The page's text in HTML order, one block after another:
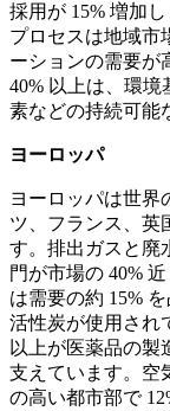
採用が 15% 増加
プロセスは地域市
ーションの需要が
40% 以上は、環
素などの持続可能
ヨーロッパ
ヨーロッパは世界
ツ、フランス、英
す。排出ガスと廃
門が市場の 40%
は需要の約 15%
活性炭が使用され
以上が医薬品の製
支えています。空
の高い都市部で